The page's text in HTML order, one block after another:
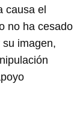
causa el
no ha cesado
imagen,